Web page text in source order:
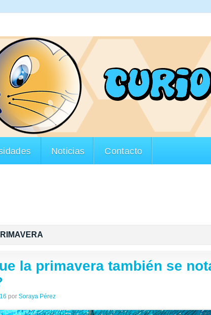
Noticias Contacto
la primavera también se
por Soraya Pérez